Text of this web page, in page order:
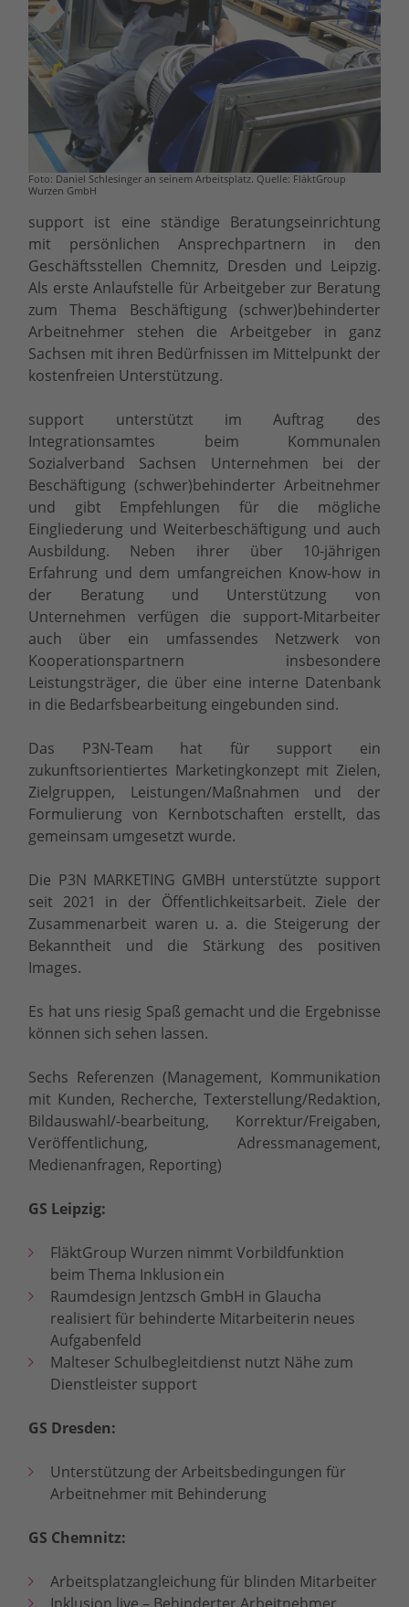
Foto: Daniel Schlesinger an seinem Arbeitsplatz. Quelle: FläktGroup
Wurzen GmbH
support ist eine ständige Beratungseinrichtung
mit persönlichen Ansprechpartnern in den
Geschäftsstellen Chemnitz, Dresden und Leipzig.
Als erste Anlaufstelle für Arbeitgeber zur Beratung
zum Thema Beschäftigung (schwer)behinderter
Arbeitnehmer stehen die Arbeitgeber in ganz
Sachsen mit ihren Bedürfnissen im Mittelpunkt der
kostenfreien Unterstützung.
support unterstützt im Auftrag des
Integrationsamtes beim Kommunalen
Sozialverband Sachsen Unternehmen bei der
Beschäftigung (schwer)behinderter Arbeitnehmer
und gibt Empfehlungen für die mögliche
Eingliederung und Weiterbeschäftigung und auch
Ausbildung. Neben ihrer über 10-jährigen
Erfahrung und dem umfangreichen Know-how in
der Beratung und Unterstützung von
Unternehmen verfügen die support-Mitarbeiter
auch über ein umfassendes Netzwerk von
Kooperationspartnern insbesondere
Leistungsträger, die über eine interne Datenbank
in die Bedarfsbearbeitung eingebunden sind.
Das P3N-Team hat für support ein
zukunftsorientiertes Marketingkonzept mit Zielen,
Zielgruppen, Leistungen/Maßnahmen und der
Formulierung von Kernbotschaften erstellt, das
gemeinsam umgesetzt wurde.
Die P3N MARKETING GMBH unterstützte support
seit 2021 in der Öffentlichkeitsarbeit. Ziele der
Zusammenarbeit waren u. a. die Steigerung der
Bekanntheit und die Stärkung des positiven
Images.
Es hat uns riesig Spaß gemacht und die Ergebnisse
können sich sehen lassen.
Sechs Referenzen (Management, Kommunikation
mit Kunden, Recherche, Texterstellung/Redaktion,
Bildauswahl/-bearbeitung, Korrektur/Freigaben,
Veröffentlichung, Adressmanagement,
Medienanfragen, Reporting)
GS Leipzig:
FläktGroup Wurzen nimmt Vorbildfunktion
beim Thema Inklusion ein
Raumdesign Jentzsch GmbH in Glaucha
realisiert für behinderte Mitarbeiterin neues
Aufgabenfeld
Malteser Schulbegleitdienst nutzt Nähe zum
Dienstleister support
GS Dresden:
Unterstützung der Arbeitsbedingungen für
Arbeitnehmer mit Behinderung
GS Chemnitz:
Arbeitsplatzangleichung für blinden Mitarbeiter